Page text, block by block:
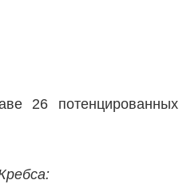
26 потенцированных